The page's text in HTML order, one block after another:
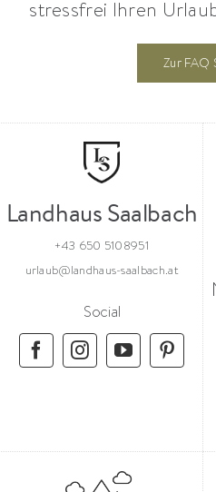
stressfrei Ihren
Zur FAQ
Landhaus Saalbach
+43 650 5108951
urlaub@landhaus-saalbach.at
Social